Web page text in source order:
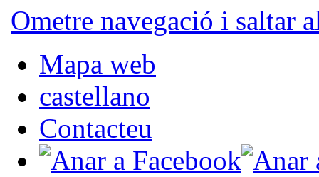
Ometre navegació i saltar
Mapa web
castellano
Contacteu